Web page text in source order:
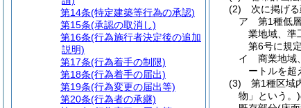
(2)
次に掲げ
ア
第1種低
業地域、準
第6号に規
イ
商業地域
ートルを超
(3)
第1種区域
物」という。)
第14条(特定建築等行為の承認)
第15条(承認の取消し)
第16条(行為施行者決定後の追加
説明)
第17条(行為着手の制限)
第18条(行為着手の届出)
第19条(行為変更の届出等)
第20条(行為者の承継)